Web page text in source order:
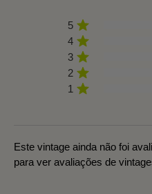
5
4
3
2
1
Este vintage ainda não foi
para ver avaliações de